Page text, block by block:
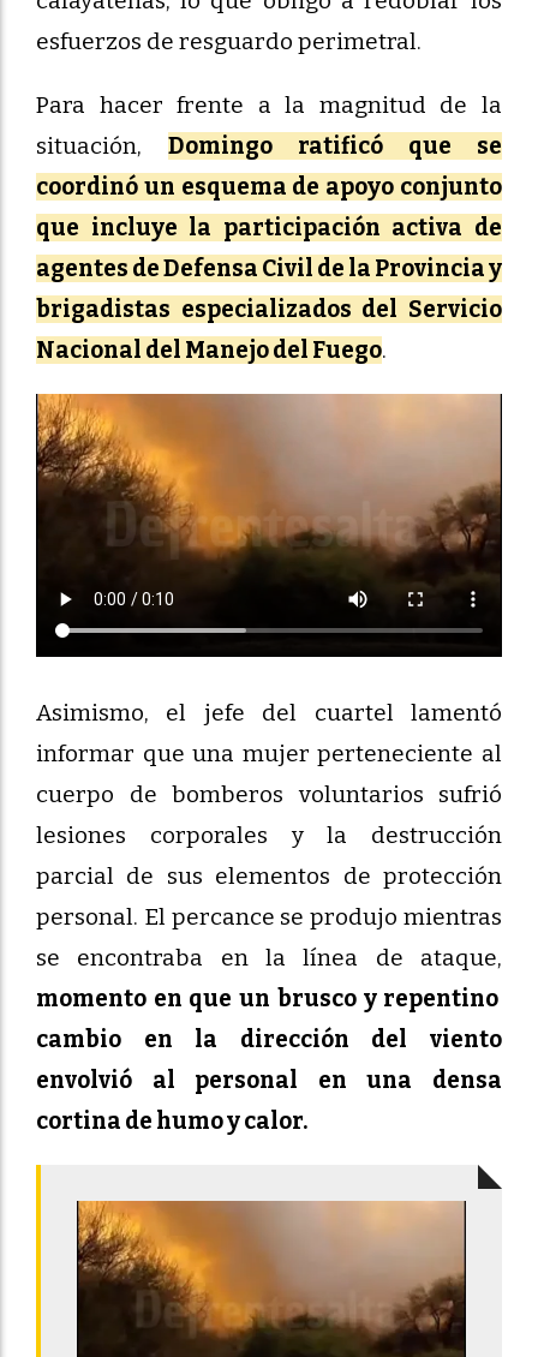
esfuerzos de resguardo perimetral.
Para hacer frente a la magnitud de la
situación, Domingo ratificó que se
coordinó un esquema de apoyo conjunto
que incluye la participación activa de
agentes de Defensa Civil de la Provincia y
brigadistas especializados del Servicio
Nacional del Manejo del Fuego.
Asimismo, el jefe del cuartel lamentó
informar que una mujer perteneciente al
cuerpo de bomberos voluntarios sufrió
lesiones corporales y la destrucción
parcial de sus elementos de protección
personal. El percance se produjo mientras
se encontraba en la línea de ataque,
momento en que un brusco y repentino
cambio en la dirección del viento
envolvió al personal en una densa
cortina de humo y calor.